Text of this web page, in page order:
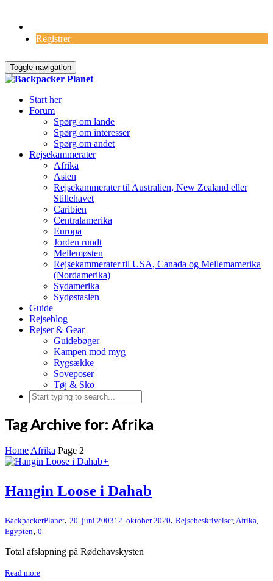
Registrer
Toggle navigation
Start her
Forum
Spørg om lande
Spørg om interesser
Spørg om andet
Rejsekammerater
Afrika
Asien
Rejsekammerater til Australien, New Zealand eller
Stillehavet
Caribien
Centralamerika
Europa
Jorden rundt
Mellemøsten
Rejsekammerater til USA, Canada og Mellemamerika
(Nordamerika)
Sydamerika
Sydøstasien
Guide
Rejseblog
Rejser & Gear
Guidebøger
Kampen mod myg
Rygsække
Soveposer
Tøj & Sko
Tag Archive for: Afrika
Home Afrika Page 2
+
Hangin Loose i Dahab
BackpackerPlanet, 20. juni 200312. oktober 2020, Rejsebeskrivelser, Afrika
Egypten, 0
Total afslapning på Rødehavskysten
Read more